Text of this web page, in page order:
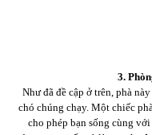
3.
Như đã đề cập ở trên, phà
chó chúng chạy. Một chiếc
cho phép bạn sống cùng